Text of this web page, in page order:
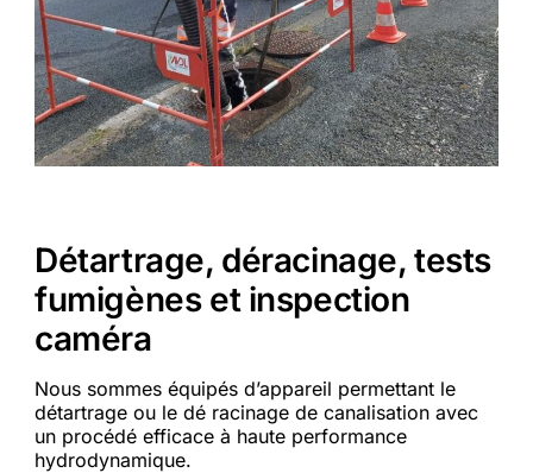
Détartrage, déracinage, tests
fumigènes et inspection
caméra
Nous sommes équipés d’appareil permettant le
détartrage ou le dé racinage de canalisation avec
un procédé efficace à haute performance
hydrodynamique.